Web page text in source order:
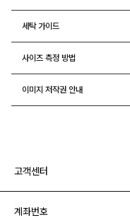
세탁 가이드
사이즈 측정 방법
이미지 저작권 안내
고객센터
계좌번호